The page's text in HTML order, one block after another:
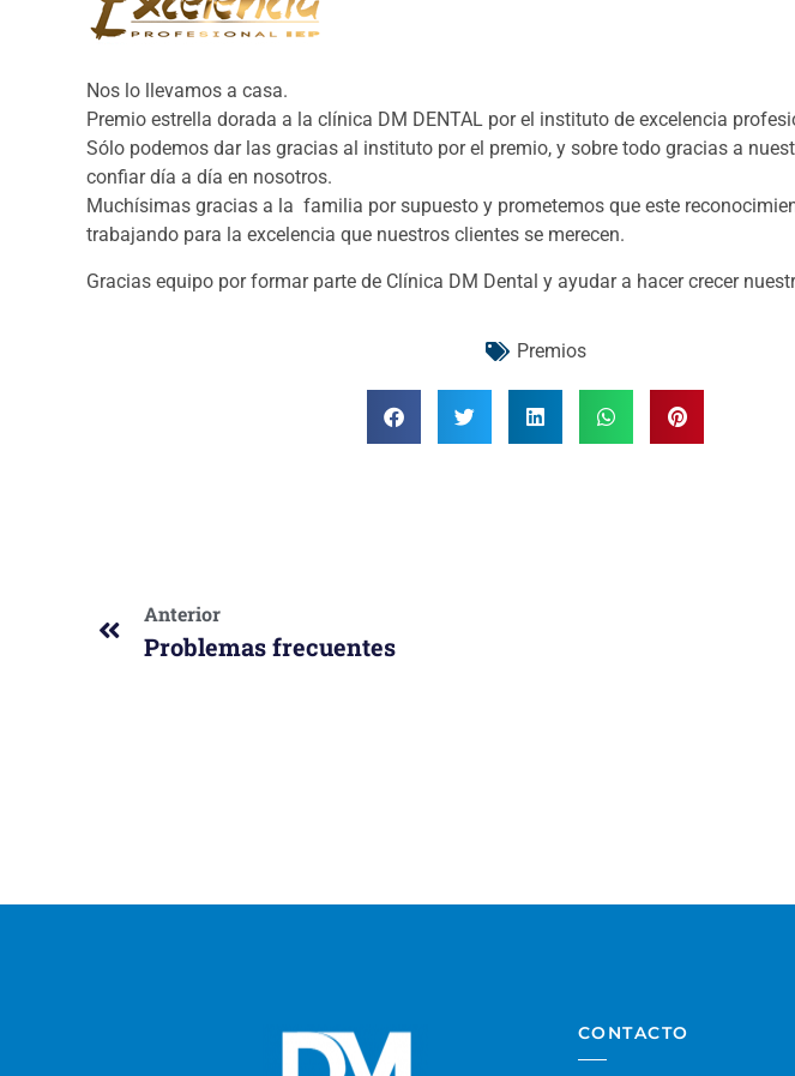
Nos lo llevamos a casa.
Premio estrella dorada a la clínica DM DENTAL por el instituto de excelencia
Sólo podemos dar las gracias al instituto por el premio, y sobre todo gracias a
confiar día a día en nosotros.
Muchísimas gracias a la familia por supuesto y prometemos que este
trabajando para la excelencia que nuestros clientes se merecen.
Gracias equipo por formar parte de Clínica DM Dental y ayudar a hacer crecer
Premios
Anterior
Problemas frecuentes
CONTACTO